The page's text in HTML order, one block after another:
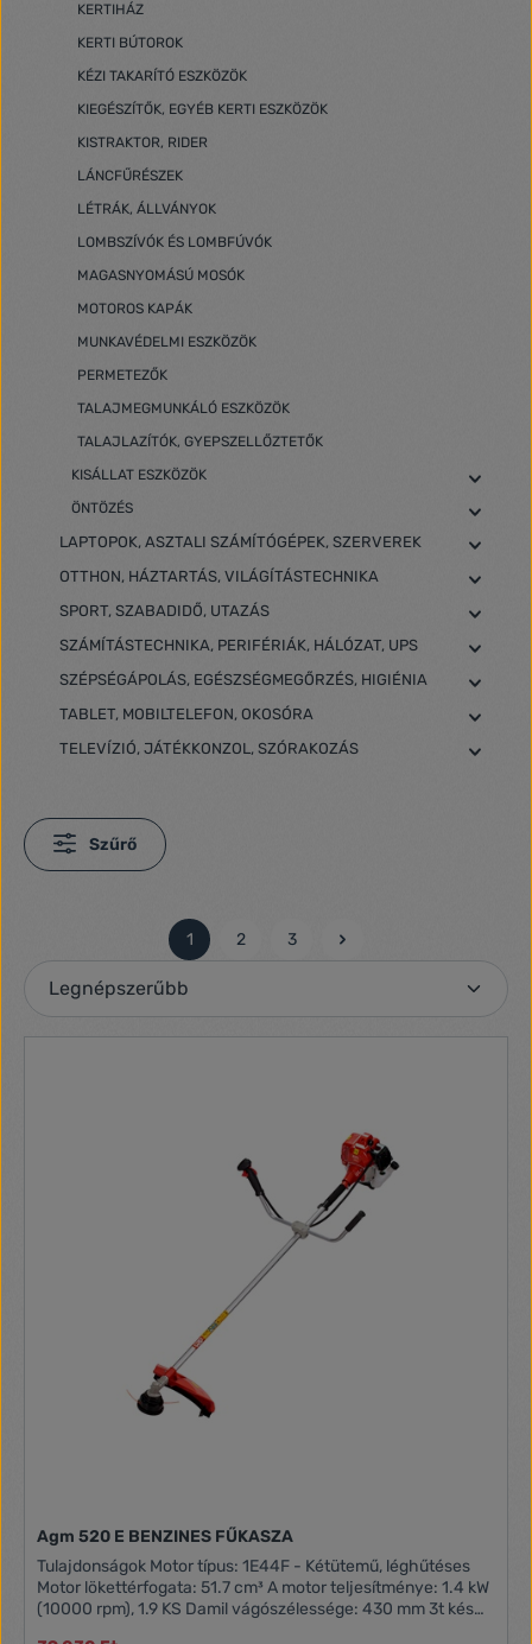
KERTIHÁZ
KERTI BÚTOROK
KÉZI TAKARÍTÓ ESZKÖZÖK
KIEGÉSZÍTŐK, EGYÉB KERTI ESZKÖZÖK
KISTRAKTOR, RIDER
LÁNCFŰRÉSZEK
LÉTRÁK, ÁLLVÁNYOK
LOMBSZÍVÓK ÉS LOMBFÚVÓK
MAGASNYOMÁSÚ MOSÓK
MOTOROS KAPÁK
MUNKAVÉDELMI ESZKÖZÖK
PERMETEZŐK
TALAJMEGMUNKÁLÓ ESZKÖZÖK
TALAJLAZÍTÓK, GYEPSZELLŐZTETŐK
KISÁLLAT ESZKÖZÖK
ÖNTÖZÉS
LAPTOPOK, ASZTALI SZÁMÍTÓGÉPEK, SZERVEREK
OTTHON, HÁZTARTÁS, VILÁGÍTÁSTECHNIKA
SPORT, SZABADIDŐ, UTAZÁS
SZÁMÍTÁSTECHNIKA, PERIFÉRIÁK, HÁLÓZAT, UPS
SZÉPSÉGÁPOLÁS, EGÉSZSÉGMEGŐRZÉS, HIGIÉNIA
TABLET, MOBILTELEFON, OKOSÓRA
TELEVÍZIÓ, JÁTÉKKONZOL, SZÓRAKOZÁS
Szűrő
Oldal
1
Oldal
2
Oldal
3
Agm 520 E BENZINES FŰKASZA
Tulajdonságok Motor típus: 1E44F - Kétütemű, léghűtéses
Motor lökettérfogata: 51.7 cm³ A motor teljesítménye: 1.4 kW
(10000 rpm), 1.9 KS Damil vágószélessége: 430 mm 3t kés